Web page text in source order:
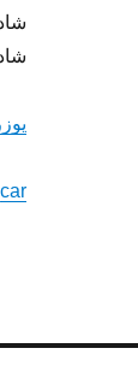
car